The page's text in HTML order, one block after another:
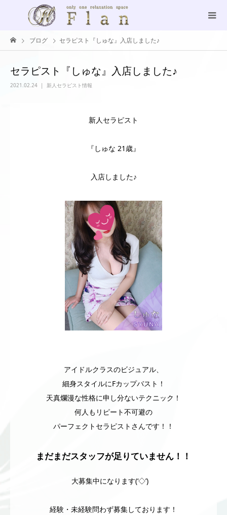
ブログ セラピスト『しゅな』入店しました♪
セラピスト『しゅな』入店しました♪
2021.02.24 新人セラピスト情報
新人セラピスト
『しゅな 21歳』
入店しました♪
アイドルクラスのビジュアル、
細身スタイルにFカップバスト！
天真爛漫な性格に申し分ないテクニック！
何人もリピート不可避の
パーフェクトセラピストさんです！！
まだまだスタッフが足りていません！！
大募集中になります(‘◇’)ゞ
経験・未経験問わず募集しております！